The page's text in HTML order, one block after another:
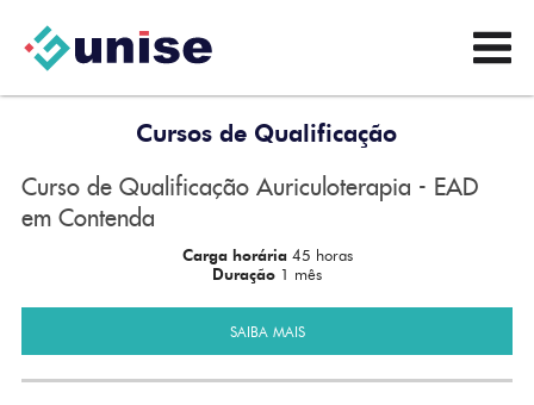
Cursos de Qualificação
Curso de Qualificação Auriculoterapia - EAD
em Contenda
Carga horária 45 horas
Duração 1 mês
SAIBA MAIS